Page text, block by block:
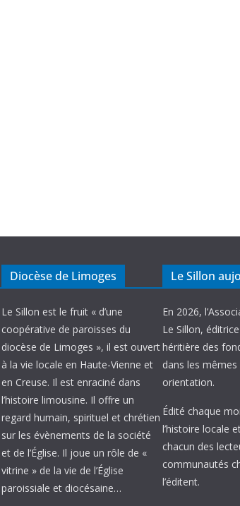
Diocèse de Limoges
Le Sillon est le fruit « d’une
coopérative de paroisses du
diocèse de Limoges », il est ouvert
à la vie locale en Haute-Vienne et
en Creuse. Il est enraciné dans
l’histoire limousine. Il offre un
regard humain, spirituel et chrétien
sur les évènements de la société
et de l’Église. Il joue un rôle de «
vitrine » de la vie de l’Église
paroissiale et diocésaine…
Le Sillon
En 2026,
Le Sillon,
héritière des
dans les
orientation.
Édité chaque
l’histoire locale
chacun des
communautés
l’éditent.